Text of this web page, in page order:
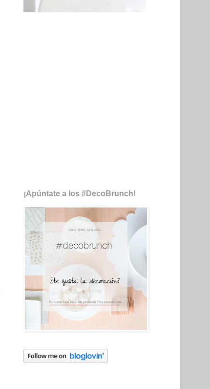
¡Apúntate a los #DecoBrunch!